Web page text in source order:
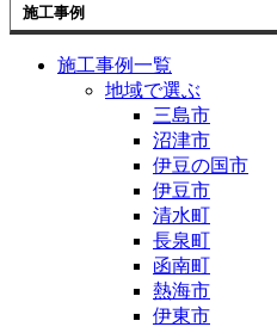
施工事例
施工事例一覧
地域で選ぶ
三島市
沼津市
伊豆の国市
伊豆市
清水町
長泉町
函南町
熱海市
伊東市